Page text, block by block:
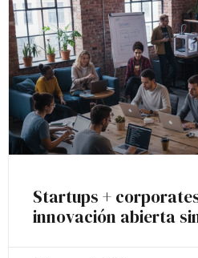
Startups +
innovación abierta